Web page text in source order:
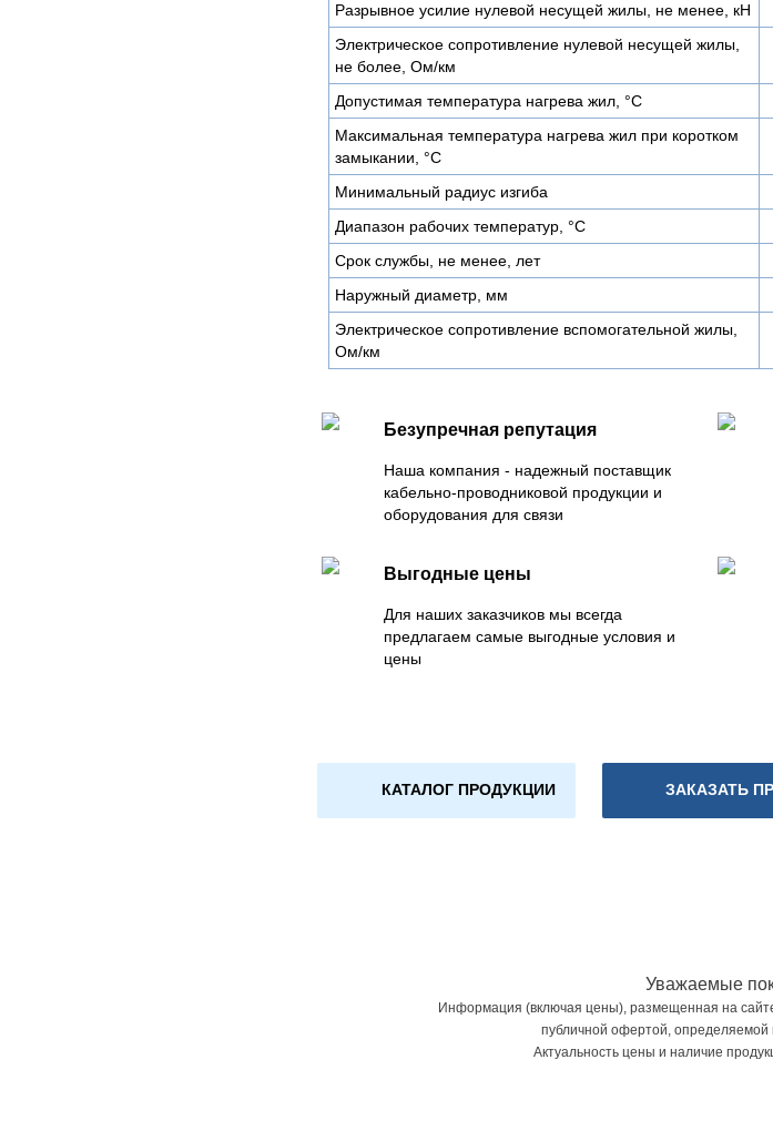
Разрывное усилие нулевой несущей жилы, не менее, кН
Электрическое сопротивление нулевой несущей жилы,
не более, Ом/км
Допустимая температура нагрева жил, °С
Максимальная температура нагрева жил при коротком
замыкании, °С
Минимальный радиус изгиба
Диапазон рабочих температур, °С
Срок службы, не менее, лет
Наружный диаметр, мм
Электрическое сопротивление вспомогательной жилы,
Ом/км
Безупречная репутация
Наша компания - надежный поставщик
кабельно-проводниковой продукции и
оборудования для связи
Выгодные цены
Для наших заказчиков мы всегда
предлагаем самые выгодные условия и
цены
КАТАЛОГ ПРОДУКЦИИ ЗАКАЗАТЬ
Уважаемые
Информация (включая цены), размещенная на
публичной офертой,
Актуальность цены и наличие